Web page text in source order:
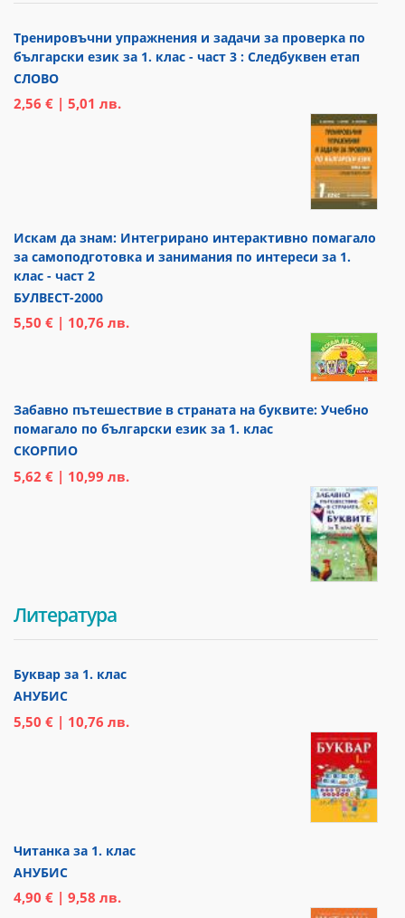
Тренировъчни упражнения и задачи за проверка по
български език за 1. клас - част 3 : Следбуквен етап
СЛОВО
2,56 € | 5,01 лв.
Искам да знам: Интегрирано интерактивно помагало
за самоподготовка и занимания по интереси за 1.
клас - част 2
БУЛВЕСТ-2000
5,50 € | 10,76 лв.
Забавно пътешествие в страната на буквите: Учебно
помагало по български език за 1. клас
СКОРПИО
5,62 € | 10,99 лв.
Литература
Буквар за 1. клас
АНУБИС
5,50 € | 10,76 лв.
Читанка за 1. клас
АНУБИС
4,90 € | 9,58 лв.